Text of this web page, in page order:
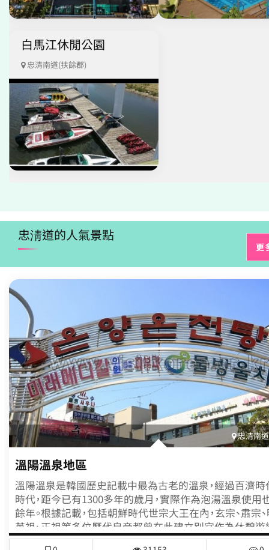
白馬江休閒公園
忠清南道(扶餘郡)
忠淸道的人氣景點
更
忠清南
溫陽溫泉地區
溫陽溫泉是韓國歷史記載中最為古老的溫泉，經過百濟時
時代，距今已有1300多年的歲月，實際作為泡湯溫泉使用
餘年。根據記載，包括朝鮮時代世宗大王在內，玄宗、肅宗、
英祖、正祖等多位歷代皇帝都曾在此建立別宮作為休憩
病修身。溫泉水溫高達57℃左右，屬高熱溫泉。溫泉中含